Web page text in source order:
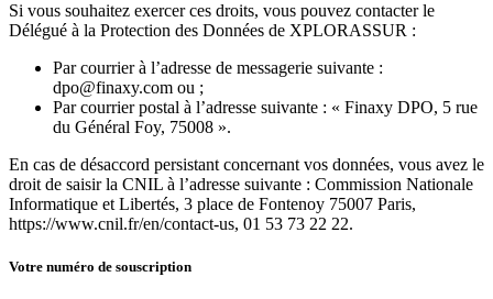
Si vous souhaitez exercer ces droits, vous pouvez contacter le
Délégué à la Protection des Données de XPLORASSUR :
Par courrier à l’adresse de messagerie suivante :
dpo@finaxy.com ou ;
Par courrier postal à l’adresse suivante : « Finaxy DPO, 5 rue
du Général Foy, 75008 ».
En cas de désaccord persistant concernant vos données, vous avez le
droit de saisir la CNIL à l’adresse suivante : Commission Nationale
Informatique et Libertés, 3 place de Fontenoy 75007 Paris,
https://www.cnil.fr/en/contact-us, 01 53 73 22 22.
Votre numéro de souscription